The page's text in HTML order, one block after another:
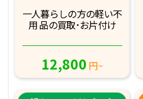
一人暮らしの方の軽い不
用 品の買取･お片付け
12,800 円~